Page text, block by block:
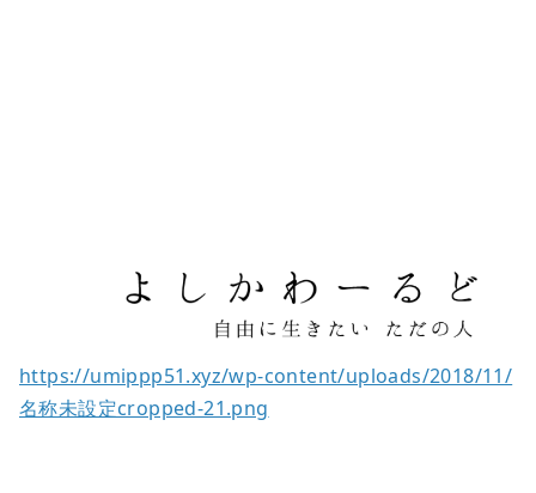
https://umippp51.xyz/wp-content/uploads/2018/11/
名称未設定cropped-21.png